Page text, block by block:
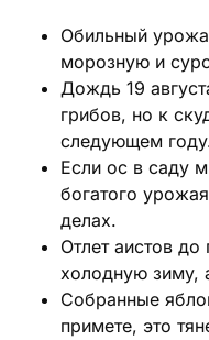
Обильный
морозную и
Дождь 19
грибов, но к
следующем
Если ос в саду
богатого
делах.
Отлет аистов
холодную зиму,
Собранные
примете, это